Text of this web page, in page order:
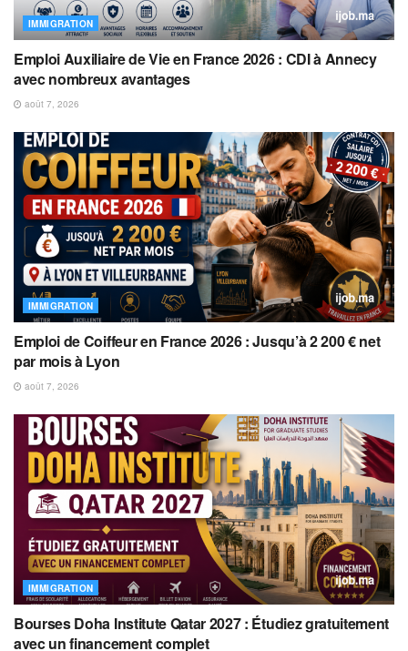
IMMIGRATION
Emploi Auxiliaire de Vie en France 2026 : CDI à Annecy
avec nombreux avantages
août 7, 2026
IMMIGRATION
Emploi de Coiffeur en France 2026 : Jusqu’à 2 200 € net
par mois à Lyon
août 7, 2026
IMMIGRATION
Bourses Doha Institute Qatar 2027 : Étudiez gratuitement
avec un financement complet